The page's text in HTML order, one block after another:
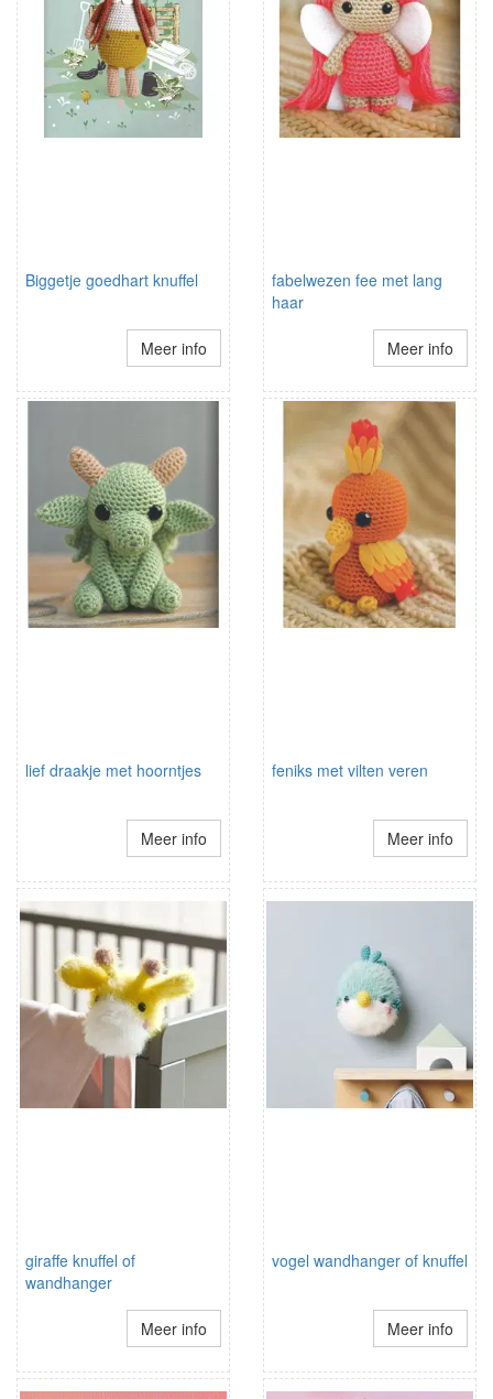
Biggetje goedhart knuffel
Meer info
fabelwezen fee met lang
haar
Meer info
lief draakje met hoorntjes
Meer info
feniks met vilten veren
Meer info
giraffe knuffel of
wandhanger
Meer info
vogel wandhanger of knuffel
Meer info